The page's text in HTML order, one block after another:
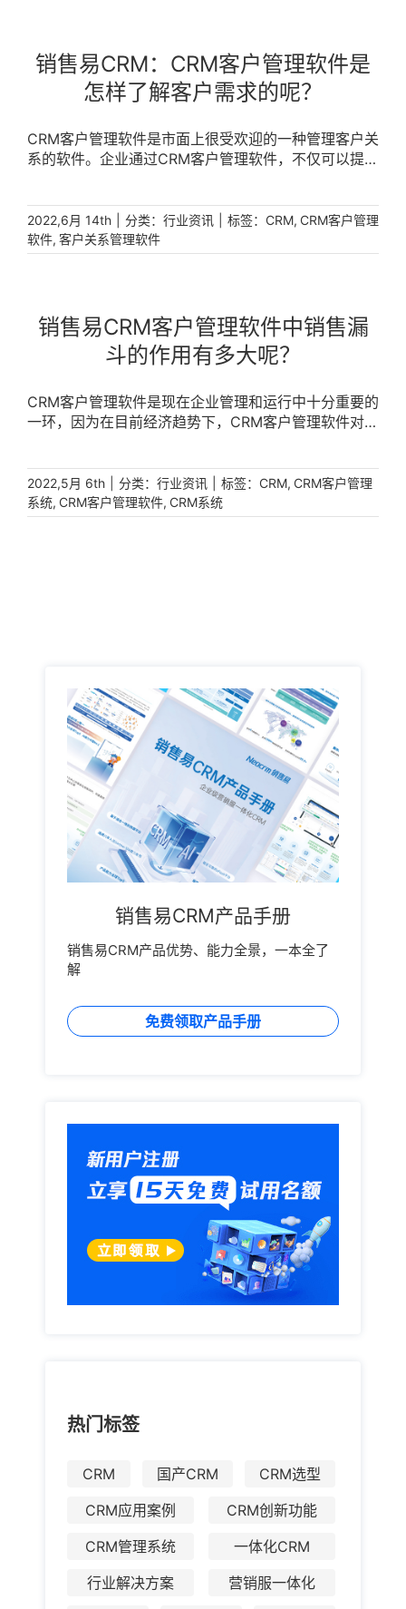
销售易CRM：CRM客户管理软件是
怎样了解客户需求的呢？
CRM客户管理软件是市面上很受欢迎的一种管理客户关
系的软件。企业通过CRM客户管理软件，不仅可以提高
那么销售易CRM客户管理软件是如何去了解客户需求的
呢?在大数据背景下，对于客户的信息进行全面梳理整
合，对不同类别的信息进行自动识别，然后综合分析出
据真正符和客户的真实需求，如当客户需要购买某个产
品，通过CRM客户管理软件通过分析得出客户的需求，
然后针对客户的需求点展开沟通营销，以客户为中心，
现客户的利益。这一过程，主要是基于CRM客户管理软
件的数据自动化功能，数据上的人工智能，是现代企业
件全面分析客户的信息企业有了客户的基本信息，却并
不一定能挖掘出客户的真实需求。如果对客户的信息缺
乏全面把握，就无法将客户的真实需求深挖出来;同样的
为对已有客户购买行为的分析，主要是企业分析销售数
据、进行销售预测的基础。销售易CRM客户管理软件能
通过对已有客户的分析，了解其消费能力和实际购买情
况，如消费周期、单价以及产品类别等，进而对客户的
购买行为进行整体把握。了解到了所有客户的消费购买
情况，便能分析备受青睐的产品以及客户的重点需求
点，也能区分出企业的重点客户和普通客户，这样更有
利于销售的后续跟进维护，及其后续推送的营销服务，
对客户关系管理和维护才能更高效。CRM客户管理软件
让企业比客户更了解自己对于企业而言，客户的需求是
种限制，企业往往在客户的需求统计管理分析上难以做
客户管理软件能让企业随时随地对客户进行记录，甚至
是对于一些易被忽略的细节信息和问题，也可进行记
浏览的时长，同时还分析客户对产品的需求周期和程
度。企业通过对客户的各项数据记录进行统计整理，并
求，实现再次销售，销售易CRM客户管理软件也能够帮
助实现这一目的。企业级新型销售易CRM客户关系管理
软件，根据直销、渠道分销、私域等不同的获客渠道，
打造以客户为中心的全渠道运营体系，针对不同需求和
特征的客户进行分层划分管理，实现高效转化和精细化
运营，提升客户关系管理维护效率，也会为企业提供更
贴近业务的数字化转型方案，解决中小企业客户关系管
2022,6月 14th 分类： 行业资讯 标签： CRM, CRM客户管理
软件, 客户关系管理软件
销售易CRM客户管理软件中销售漏
斗的作用有多大呢？
CRM客户管理软件是现在企业管理和运行中十分重要的
一环，因为在目前经济趋势下，CRM客户管理软件对于
个已经使用了CRM客户管理软件的企业。无论是在企业
的制度、管理流程还是业务运作、线索管理还是客户关
系维护方面都比以前更加的规范和秩序井然。据此，在
了云计算的一种“全程跟单监控”功能，所以是完全有能
力监管整个团队的工作，并且对企业的业绩能够做出一
个精准的预测。另外企业管理者还可以通过数据进行实
时查看销售人员的跟单过程以及相应的销售业绩数据。
这样不仅可以对所有项目的进展与具体情况了如指掌，
还可以提前发现和预防解决相应的问题和情况。 [...]
2022,5月 6th 分类： 行业资讯 标签： CRM, CRM客户管理
系统, CRM客户管理软件, CRM系统
销售易CRM产品手册
销售易CRM产品优势、能力全景，一本全了
解
免费领取产品手册
热门标签
CRM 国产CRM
CRM选型
CRM应用案例
CRM创新功能
CRM管理系统
一体化CRM
行业解决方案
营销服一体化